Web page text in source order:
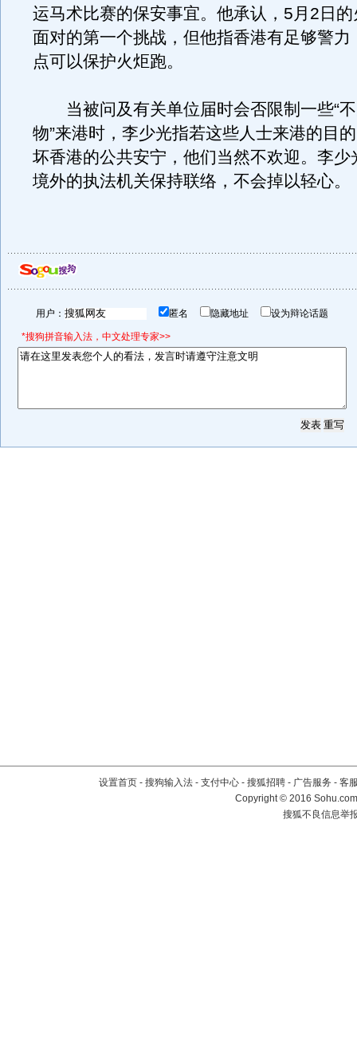
运马术比赛的保安事宜。他承认，5月2日
面对的第一个挑战，但他指香港有足够警力
点可以保护火炬跑。
当被问及有关单位届时会否限制一些“
物”来港时，李少光指若这些人士来港的目
坏香港的公共安宁，他们当然不欢迎。李少
境外的执法机关保持联络，不会掉以轻心。
用户： 匿名 隐藏地址 设为辩论话题
*搜狗拼音输入法，中文处理专家>>
设置首页 - 搜狗输入法 - 支付中心 - 搜狐招聘 - 广告服务 - 客
Copyright©2016
搜狐不良信息举